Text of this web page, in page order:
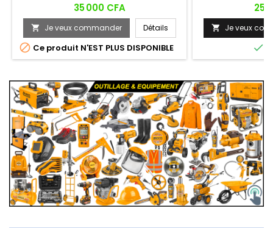
Prix
35 000 CFA
 Je veux commander Détails
 Ce produit N'EST PLUS DISPONIBLE
Prix
25
 Je veux
